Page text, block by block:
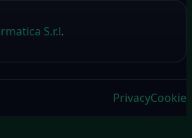
S.r.l.
PrivacyCookie